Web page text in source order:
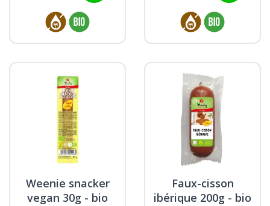
Weenie snacker
vegan 30g - bio
Faux-cisson
ibérique 200g - bio